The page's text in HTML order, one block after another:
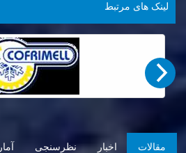
لینک های مرتبط
مقالات اخبار نظرسنجی آمار